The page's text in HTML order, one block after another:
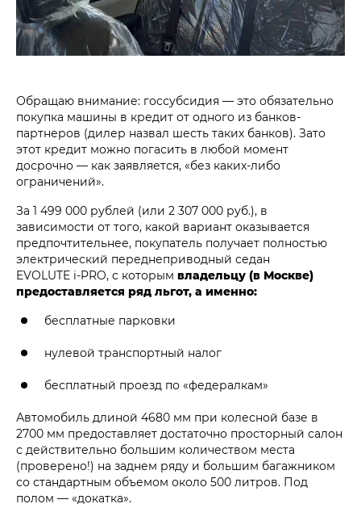
Обращаю внимание: госсубсидия — это обязательно
покупка машины в кредит от одного из банков-
партнеров (дилер назвал шесть таких банков). Зато
этот кредит можно погасить в любой момент
досрочно — как заявляется, «без каких-либо
ограничений».
За 1 499 000 рублей (или 2 307 000 руб.), в
зависимости от того, какой вариант оказывается
предпочтительнее, покупатель получает полностью
электрический переднеприводный седан
EVOLUTE i‑PRO, с которым владельцу (в Москве)
предоставляется ряд льгот, а именно:
бесплатные парковки
нулевой транспортный налог
бесплатный проезд по «федералкам»
Автомобиль длиной 4680 мм при колесной базе в
2700 мм предоставляет достаточно просторный салон
с действительно большим количеством места
(проверено!) на заднем ряду и большим багажником
со стандартным объемом около 500 литров. Под
полом — «докатка».